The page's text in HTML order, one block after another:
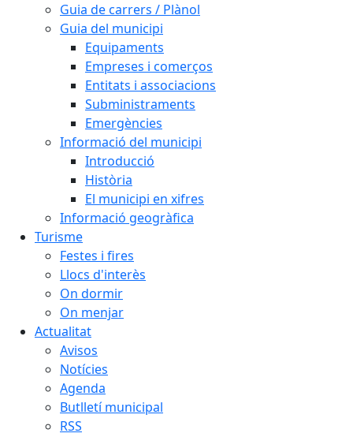
Guia de carrers / Plànol
Guia del municipi
Equipaments
Empreses i comerços
Entitats i associacions
Subministraments
Emergències
Informació del municipi
Introducció
Història
El municipi en xifres
Informació geogràfica
Turisme
Festes i fires
Llocs d'interès
On dormir
On menjar
Actualitat
Avisos
Notícies
Agenda
Butlletí municipal
RSS